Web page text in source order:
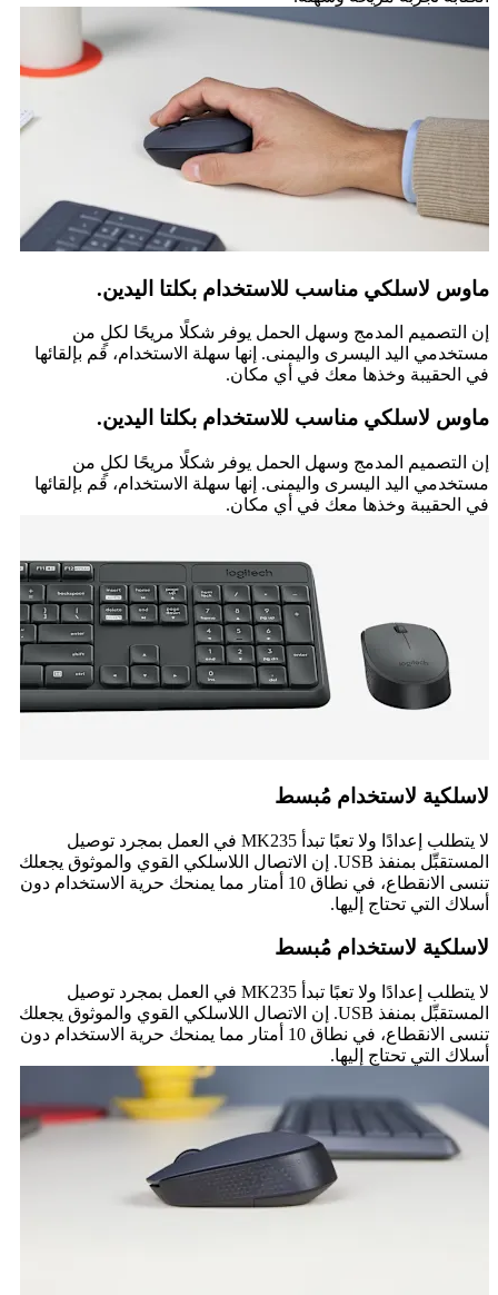
ماوس لاسلكي مناسب للاستخدام بكلتا اليدين.
إن التصميم المدمج وسهل الحمل يوفر شكلًا مريحًا لكلٍ من
مستخدمي اليد اليسرى واليمنى. إنها سهلة الاستخدام، قم بإلقائها
في الحقيبة وخذها معك في أي مكان.
ماوس لاسلكي مناسب للاستخدام بكلتا اليدين.
إن التصميم المدمج وسهل الحمل يوفر شكلًا مريحًا لكلٍ من
مستخدمي اليد اليسرى واليمنى. إنها سهلة الاستخدام، قم بإلقائها
في الحقيبة وخذها معك في أي مكان.
لاسلكية لاستخدام مُبسط
لا يتطلب إعدادًا ولا تعبًا تبدأ MK235 في العمل بمجرد توصيل
المستقبِّل بمنفذ USB. إن الاتصال اللاسلكي القوي والموثوق يجعلك
تنسى الانقطاع، في نطاق 10 أمتار مما يمنحك حرية الاستخدام دون
أسلاك التي تحتاج إليها.
لاسلكية لاستخدام مُبسط
لا يتطلب إعدادًا ولا تعبًا تبدأ MK235 في العمل بمجرد توصيل
المستقبِّل بمنفذ USB. إن الاتصال اللاسلكي القوي والموثوق يجعلك
تنسى الانقطاع، في نطاق 10 أمتار مما يمنحك حرية الاستخدام دون
أسلاك التي تحتاج إليها.